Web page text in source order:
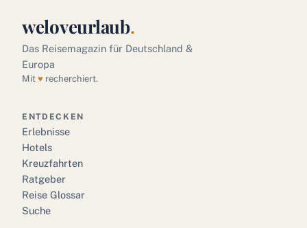
weloveurlaub.
Das Reisemagazin für Deutschland &
Europa
Mit ♥ recherchiert.
ENTDECKEN
Erlebnisse
Hotels
Kreuzfahrten
Ratgeber
Reise Glossar
Suche